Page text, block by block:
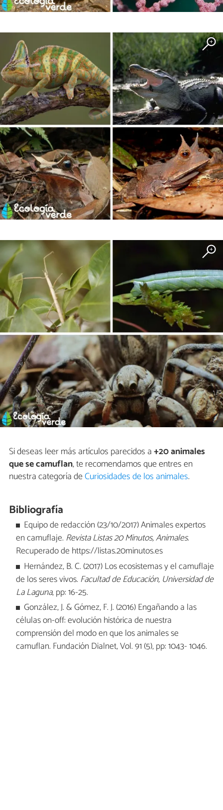
Si deseas leer más artículos parecidos a+20 animales
que se camuflan, te recomendamos que entres en
nuestra categoría deCuriosidades de los animales.
Bibliografía
Equipo de redacción (23/10/2017) Animales expertos
en camuflaje. Revista Listas 20 Minutos, Animales.
Recuperado de https://listas.20minutos.es
Hernández, B. C. (2017) Los ecosistemas y el camuflaje
de los seres vivos. Facultad de Educación, Universidad de
La Laguna, pp: 16-25.
González, J. & Gómez, F. J. (2016) Engañando a las
células on-off: evolución histórica de nuestra
comprensión del modo en que los animales se
camuflan. Fundación Dialnet, Vol. 91 (5), pp: 1043- 1046.